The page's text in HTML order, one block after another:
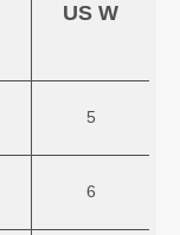
US W
5
6